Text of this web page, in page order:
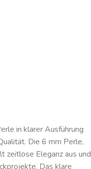
in klarer Ausführung
Die 6 mm Perle,
zeitlose Eleganz aus und
Das klare